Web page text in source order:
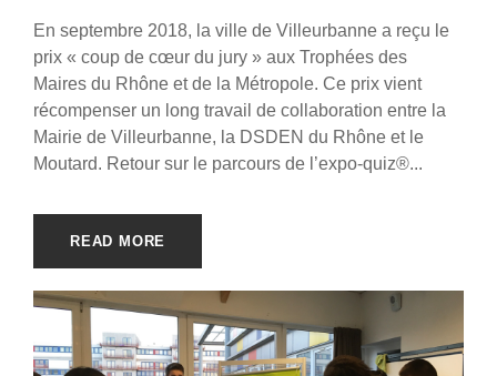
En septembre 2018, la ville de Villeurbanne a reçu le
prix « coup de cœur du jury » aux Trophées des
Maires du Rhône et de la Métropole. Ce prix vient
récompenser un long travail de collaboration entre la
Mairie de Villeurbanne, la DSDEN du Rhône et le
Moutard. Retour sur le parcours de l’expo-quiz®...
READ MORE